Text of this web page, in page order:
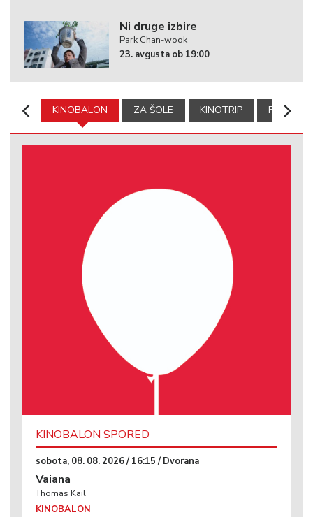
Ni druge izbire
Park Chan-wook
23. avgusta ob 19:00
KINOBALON ZA ŠOLE KINOTRIP FILMSKA
KINOBALON SPORED
sobota, 08. 08. 2026 / 16:15 / Dvorana
Vaiana
Thomas Kail
KINOBALON